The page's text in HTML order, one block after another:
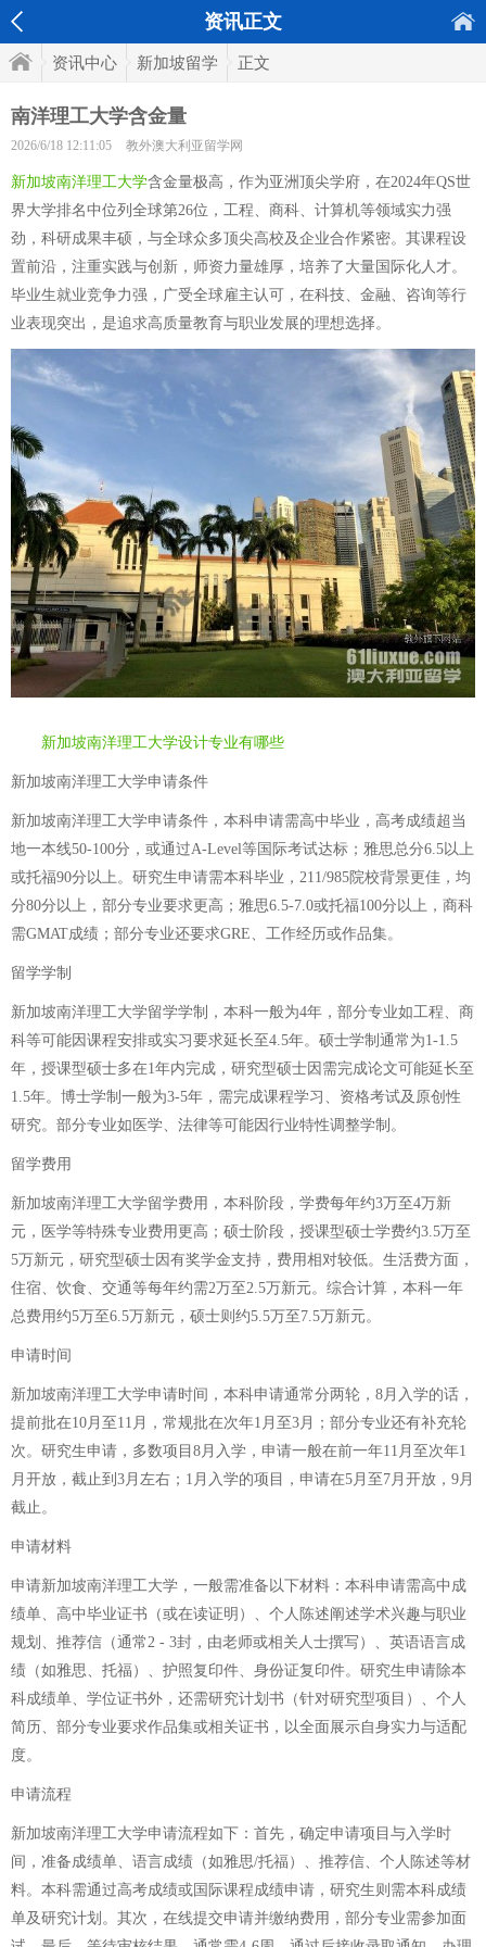
资讯正文
资讯中心 新加坡留学 正文
南洋理工大学含金量
2026/6/18 12:11:05 教外澳大利亚留学网
新加坡南洋理工大学含金量极高，作为亚洲顶尖学府，在2024年QS世
界大学排名中位列全球第26位，工程、商科、计算机等领域实力强
劲，科研成果丰硕，与全球众多顶尖高校及企业合作紧密。其课程设
置前沿，注重实践与创新，师资力量雄厚，培养了大量国际化人才。
毕业生就业竞争力强，广受全球雇主认可，在科技、金融、咨询等行
业表现突出，是追求高质量教育与职业发展的理想选择。
新加坡南洋理工大学设计专业有哪些
新加坡南洋理工大学申请条件
新加坡南洋理工大学申请条件，本科申请需高中毕业，高考成绩超当
地一本线50-100分，或通过A-Level等国际考试达标；雅思总分6.5以上
或托福90分以上。研究生申请需本科毕业，211/985院校背景更佳，均
分80分以上，部分专业要求更高；雅思6.5-7.0或托福100分以上，商科
需GMAT成绩；部分专业还要求GRE、工作经历或作品集。
留学学制
新加坡南洋理工大学留学学制，本科一般为4年，部分专业如工程、商
科等可能因课程安排或实习要求延长至4.5年。硕士学制通常为1-1.5
年，授课型硕士多在1年内完成，研究型硕士因需完成论文可能延长至
1.5年。博士学制一般为3-5年，需完成课程学习、资格考试及原创性
研究。部分专业如医学、法律等可能因行业特性调整学制。
留学费用
新加坡南洋理工大学留学费用，本科阶段，学费每年约3万至4万新
元，医学等特殊专业费用更高；硕士阶段，授课型硕士学费约3.5万至
5万新元，研究型硕士因有奖学金支持，费用相对较低。生活费方面，
住宿、饮食、交通等每年约需2万至2.5万新元。综合计算，本科一年
总费用约5万至6.5万新元，硕士则约5.5万至7.5万新元。
申请时间
新加坡南洋理工大学申请时间，本科申请通常分两轮，8月入学的话，
提前批在10月至11月，常规批在次年1月至3月；部分专业还有补充轮
次。研究生申请，多数项目8月入学，申请一般在前一年11月至次年1
月开放，截止到3月左右；1月入学的项目，申请在5月至7月开放，9月
截止。
申请材料
申请新加坡南洋理工大学，一般需准备以下材料：本科申请需高中成
绩单、高中毕业证书（或在读证明）、个人陈述阐述学术兴趣与职业
规划、推荐信（通常2 - 3封，由老师或相关人士撰写）、英语语言成
绩（如雅思、托福）、护照复印件、身份证复印件。研究生申请除本
科成绩单、学位证书外，还需研究计划书（针对研究型项目）、个人
简历、部分专业要求作品集或相关证书，以全面展示自身实力与适配
度。
申请流程
新加坡南洋理工大学申请流程如下：首先，确定申请项目与入学时
间，准备成绩单、语言成绩（如雅思/托福）、推荐信、个人陈述等材
料。本科需通过高考成绩或国际课程成绩申请，研究生则需本科成绩
单及研究计划。其次，在线提交申请并缴纳费用，部分专业需参加面